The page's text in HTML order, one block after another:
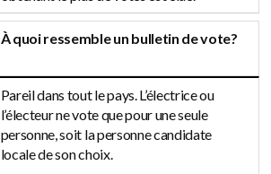
À quoi ressemble un bulletin de vote?
Pareil dans tout le pays. L’électrice ou
l’électeur ne vote que pour une seule
personne, soit la personne candidate
locale de son choix.